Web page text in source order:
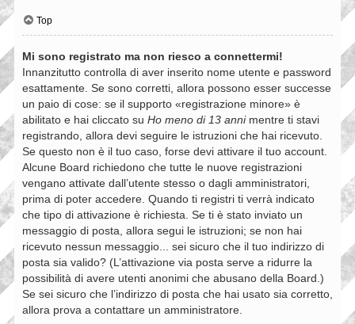
Top
Mi sono registrato ma non riesco a connettermi!
Innanzitutto controlla di aver inserito nome utente e password
esattamente. Se sono corretti, allora possono esser successe
un paio di cose: se il supporto «registrazione minore» è
abilitato e hai cliccato su Ho meno di 13 annimentre ti stavi
registrando, allora devi seguire le istruzioni che hai ricevuto.
Se questo non è il tuo caso, forse devi attivare il tuo account.
Alcune Board richiedono che tutte le nuove registrazioni
vengano attivate dall’utente stesso o dagli amministratori,
prima di poter accedere. Quando ti registri ti verrà indicato
che tipo di attivazione è richiesta. Se ti è stato inviato un
messaggio di posta, allora segui le istruzioni; se non hai
ricevuto nessun messaggio... sei sicuro che il tuo indirizzo di
posta sia valido? (L’attivazione via posta serve a ridurre la
possibilità di avere utenti anonimi che abusano della Board.)
Se sei sicuro che l’indirizzo di posta che hai usato sia corretto,
allora prova a contattare un amministratore.